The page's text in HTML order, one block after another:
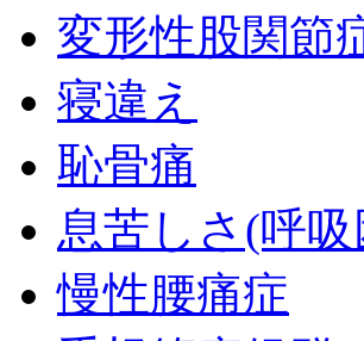
変形性股関節
寝違え
恥骨痛
息苦しさ(呼
慢性腰痛症